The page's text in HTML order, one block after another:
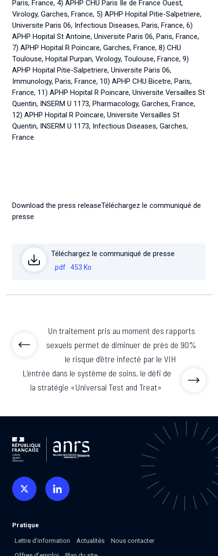
Paris, France, 4) APHP CHU Paris Ile de France Ouest,
Virology, Garches, France, 5) APHP Hopital Pitie-Salpetriere,
Universite Paris 06, Infectious Diseases, Paris, France, 6)
APHP Hopital St Antoine, Universite Paris 06, Paris, France,
7) APHP Hopital R Poincare, Garches, France, 8) CHU
Toulouse, Hopital Purpan, Virology, Toulouse, France, 9)
APHP Hopital Pitie-Salpetriere, Universite Paris 06,
Immunology, Paris, France, 10) APHP CHU Bicetre, Paris,
France, 11) APHP Hopital R Poincare, Universite Versailles St
Quentin, INSERM U 1173, Pharmacology, Garches, France,
12) APHP Hopital R Poincare, Universite Versailles St
Quentin, INSERM U 1173, Infectious Diseases, Garches,
France
Download the press releaseTéléchargez le communiqué de
presse
Téléchargez le communiqué de presse
.pdf 453 Ko
Un traitement pris au moment des rapports
sexuels permet de diminuer de près de 90%
le risque d’être infecté par le VIH
L’entrée dans le système de soins, le défi de
la stratégie «Universal Test and Treat»
Pratique
Lettre d’information Actualités
Nous contacter